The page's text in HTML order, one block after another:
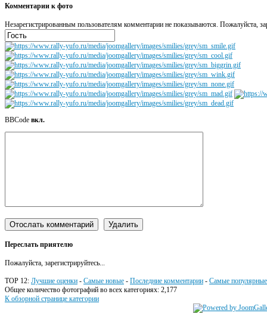
Комментарии к фото
Незарегистрированным пользователям комментарии не показываются. Пожалуйста,
BBCode вкл.
Переслать приятелю
Пожалуйста, зарегистрируйтесь...
TOP 12: Лучшие оценки - Самые новые - Последние комментарии - Самые популярные
Общее количество фотографий во всех категориях: 2,177
К обзорной странице категории